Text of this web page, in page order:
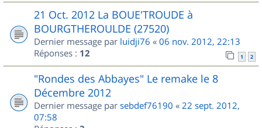
21 Oct. 2012 La BOUE'TROUDE à
BOURGTHEROULDE (27520)
Dernier message par luidji76 « 06 nov. 2012, 22:13
Réponses : 12 1 2
"Rondes des Abbayes" Le remake le 8
Décembre 2012
Dernier message par sebdef76190 « 22 sept. 2012,
07:58